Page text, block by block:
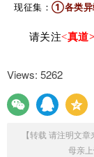
现征集：①各类异
请关注<真道
Views: 5262
【转载 请注明文
母亲